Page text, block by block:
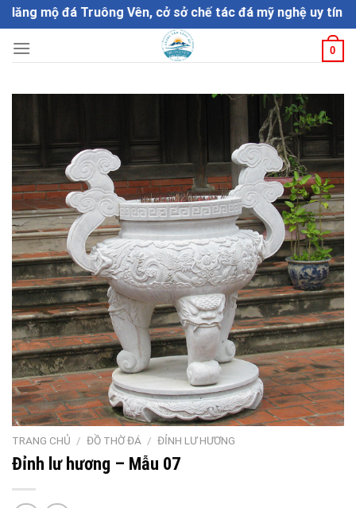
Skip
to
content
mộ đá Truông Vên, cở sở chế tác đá mỹ nghệ uy tín
0
TRANG CHỦ / ĐỒ THỜ ĐÁ / ĐỈNH LƯ HƯƠNG
Đỉnh lư hương – Mẫu 07